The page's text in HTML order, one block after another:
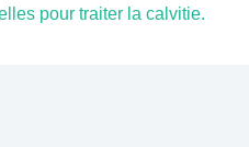
pour traiter la calvitie.